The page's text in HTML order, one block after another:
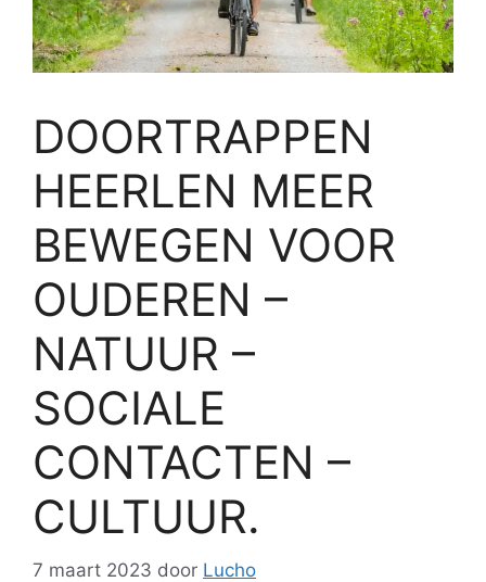
DOORTRAPPEN
HEERLEN MEER
BEWEGEN VOOR
OUDEREN –
NATUUR –
SOCIALE
CONTACTEN –
CULTUUR.
7 maart 2023 door Lucho